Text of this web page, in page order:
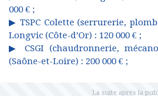
000 € ;
▶ TSPC Colette (serrurerie,
Longvic (Côte-d’Or) : 120 000 € ;
▶ CSGI (chaudronnerie,
(Saône-et-Loire) : 200 000 € ;